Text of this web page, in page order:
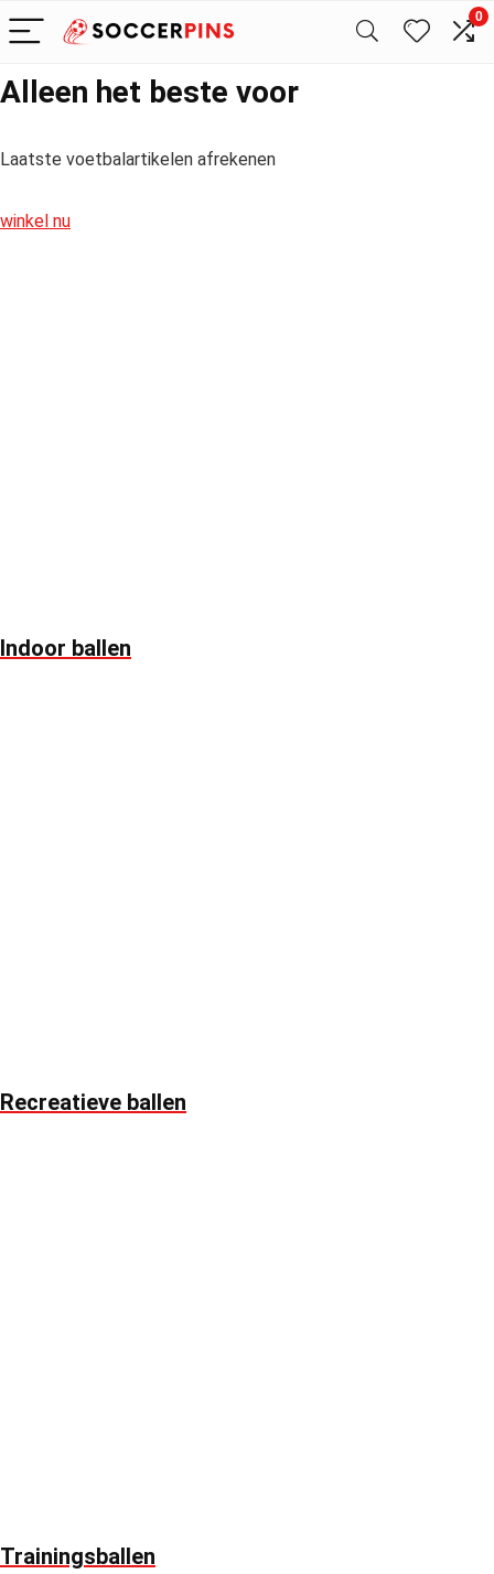
0
Alleen het beste voor
Laatste voetbalartikelen afrekenen
winkel nu
Indoor ballen
Recreatieve ballen
Trainingsballen